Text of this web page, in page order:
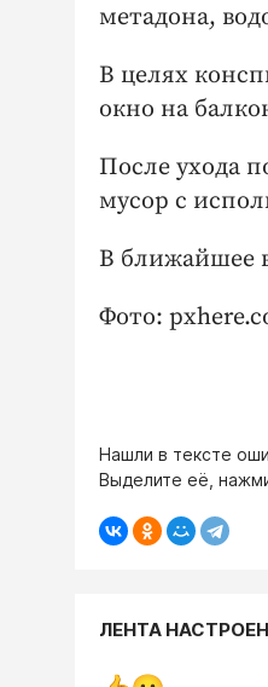
метадона,
В целях
окно на
После ухода
мусор с
В ближайшее
Фото:
Нашли в тексте
Выделите её,
ЛЕНТА